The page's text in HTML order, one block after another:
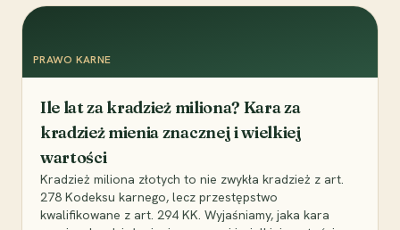
PRAWO KARNE
Ile lat za kradzież miliona? Kara za
kradzież mienia znacznej i wielkiej
wartości
Kradzież miliona złotych to nie zwykła kradzież z art.
278 Kodeksu karnego, lecz przestępstwo
kwalifikowane z art. 294 KK. Wyjaśniamy, jaka kara